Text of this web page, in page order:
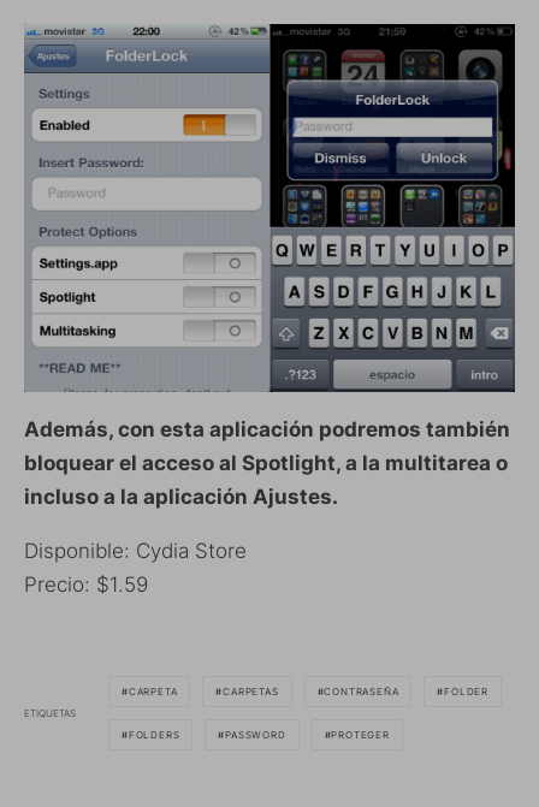
Además, con esta aplicación podremos también
bloquear el acceso al Spotlight, a la multitarea o
incluso a la aplicación Ajustes.
Disponible: Cydia Store
Precio: $1.59
ETIQUETAS
CARPETA CARPETAS CONTRASEÑA FOLDER
FOLDERS PASSWORD PROTEGER